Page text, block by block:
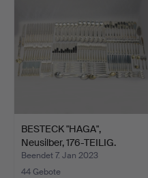
BESTECK "HAGA",
Neusilber, 176-TEILIG.
Beendet 7. Jan 2023
44 Gebote